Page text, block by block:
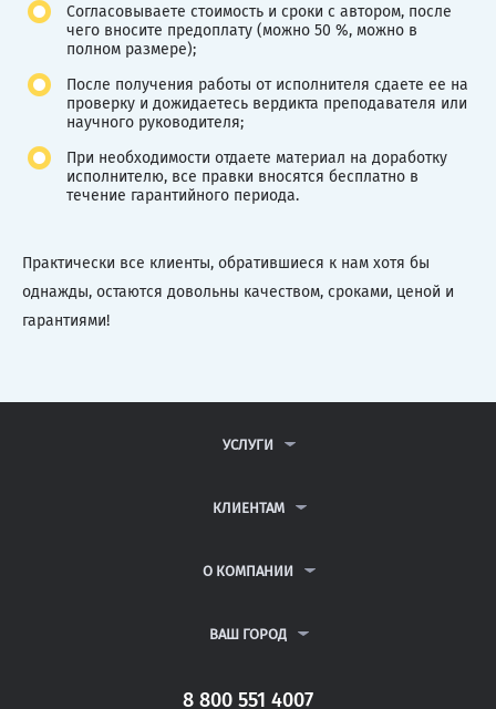
Согласовываете стоимость и сроки с автором, после
чего вносите предоплату (можно 50 %, можно в
полном размере);
После получения работы от исполнителя сдаете ее на
проверку и дожидаетесь вердикта преподавателя или
научного руководителя;
При необходимости отдаете материал на доработку
исполнителю, все правки вносятся бесплатно в
течение гарантийного периода.
Практически все клиенты, обратившиеся к нам хотя бы
однажды, остаются довольны качеством, сроками, ценой и
гарантиями!
УСЛУГИ
ДИПЛОМНЫЕ РАБОТЫ
РЕФЕРАТЫ
КЛИЕНТАМ
ВОПРОСЫ И ОТВЕТЫ
ПОЛИТИКА КОНФИДЕНЦИАЛЬНОСТИ
О КОМПАНИИ
КОНТАКТЫ
ВАШ ГОРОД
САНКТ-ПЕТЕРБУРГ
8 800 551 4007